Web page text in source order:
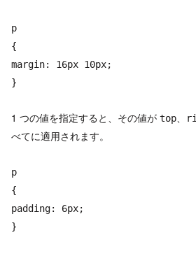
p
{
margin: 16px 10px;
}
1 つの値を指定すると、その値が top、
べてに適用されます。
p
{
padding: 6px;
}